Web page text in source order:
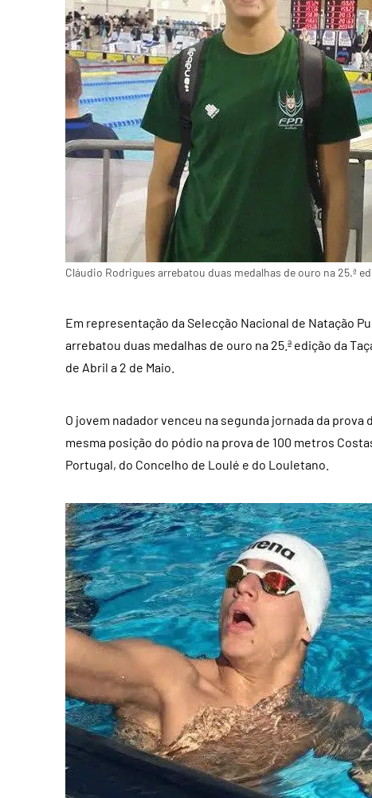
Cláudio Rodrigues arrebatou duas medalhas de ouro na 25.ª
Em representação da Selecção Nacional de Natação
arrebatou duas medalhas de ouro na 25.ª edição da
de Abril a 2 de Maio.
O jovem nadador venceu na segunda jornada da
mesma posição do pódio na prova de 100 metros
Portugal, do Concelho de Loulé e do Louletano.